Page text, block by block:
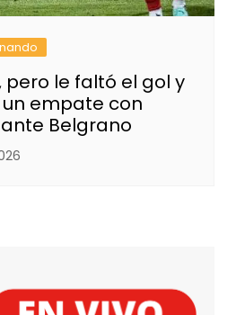
pero le faltó el gol y
empate con
Belgrano